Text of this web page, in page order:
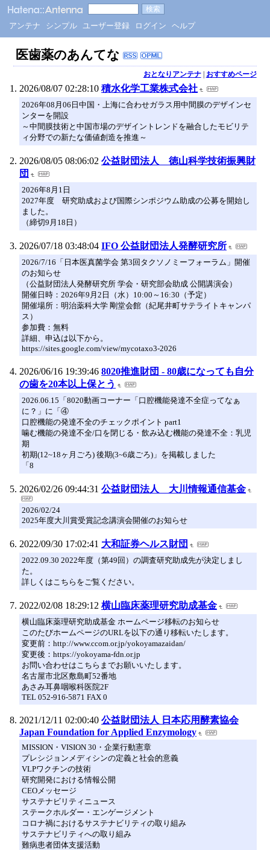
アンテナ シンプル ユーザー登録 ログイン ヘルプ
医歯薬のあんてな
おとなりアンテナ| おすすめページ
2026/08/07 02:28:10 積水化学工業株式会社
2026年08月06日中国・上海に合わせガラス用中間膜のデザインセ
ンターを開設
～中間膜技術と中国市場のデザイントレンドを融合したモビリテ
ィ分野での新たな価値創造を推進～
2026/08/05 08:06:02 公益財団法人 徳山科学技術振興財
団
2026年8月1日
2027年度 研究助成および国際シンポジウム助成の公募を開始し
ました。
（締切9月18日）
2026/07/18 03:48:04 IFO 公益財団法人発酵研究所
2026/7/16「日本医真菌学会 第3回タクソノミーフォーラム」開催
のお知らせ
（公益財団法人発酵研究所 学会・研究部会助成 公開講演会）
開催日時：2026年9月2日（水）10:00～16:30（予定）
開催場所：明治薬科大学 剛堂会館（紀尾井町サテライトキャンパ
ス）
参加費：無料
詳細、申込は以下から。
https://sites.google.com/view/mycotaxo3-2026
2026/06/16 19:39:46 8020推進財団 - 80歳になっても自分
の歯を20本以上保とう
2026.06.15「8020動画コーナー「口腔機能発達不全症ってなぁ
に？」に「④
口腔機能の発達不全のチェックポイント part1
噛む機能の発達不全/口を閉じる・飲み込む機能の発達不全：乳児
期
初期(12~18ヶ月ごろ) 後期(3~6歳ごろ)」を掲載しました
「8
2026/02/26 09:44:31 公益財団法人 大川情報通信基金
2026/02/24
2025年度大川賞受賞記念講演会開催のお知らせ
2022/09/30 17:02:41 大和証券ヘルス財団
2022.09.30 2022年度（第49回）の調査研究助成先が決定しまし
た。
詳しくはこちらをご覧ください。
2022/02/08 18:29:12 横山臨床薬理研究助成基金
横山臨床薬理研究助成基金 ホームページ移転のお知らせ
このたびホームページのURLを以下の通り移転いたします。
変更前：http://www.ccom.or.jp/yokoyamazaidan/
変更後：https://yokoyama-fdn.or.jp
お問い合わせはこちらまでお願いいたします。
名古屋市北区敷島町52番地
あさみ耳鼻咽喉科医院2F
TEL 052-916-5871 FAX 0
2021/12/11 02:00:40 公益財団法人 日本応用酵素協会
Japan Foundation for Applied Enzymology
MISSION・VISION 30・企業行動憲章
プレシジョンメディシンの定義と社会的意義
VLPワクチンの技術
研究開発における情報公開
CEOメッセージ
サステナビリティニュース
ステークホルダー・エンゲージメント
コロナ禍におけるサステナビリティの取り組み
サステナビリティへの取り組み
難病患者団体支援活動